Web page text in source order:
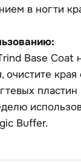
в ногти
Base Coat
очистите края
Buffer.